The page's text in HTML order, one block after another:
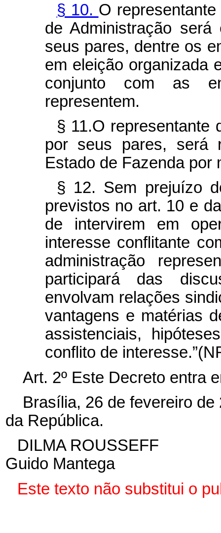
§ 10. O
de Administração
seus pares, dentre os
em eleição organizada
conjunto com as
representem.
§ 11.O representante
por seus pares, será
Estado de Fazenda por
§ 12. Sem prejuízo
previstos no art. 10 e
de intervirem em
interesse conflitante
administração
participará das
envolvam relações
vantagens e matérias
assistenciais,
conflito de
Art. 2º Este Decreto entra
Brasília, 26 de fevereiro de
da República.
DILMA ROUSSEFF
Guido Mantega
Este texto não substitui o